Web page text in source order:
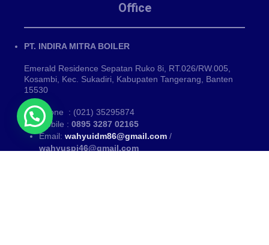
Office
PT. INDIRA MITRA BOILER
Emerald Residence Sepatan Ruko 8i, RT.026/RW.005,
Kosambi, Kec. Sukadiri, Kabupaten Tangerang, Banten
15530
Phone : (021) 35295874
Mobile : 0895 3287 02165
Email: wahyuidm86@gmail.com /
wahyuspi46@gmail.com